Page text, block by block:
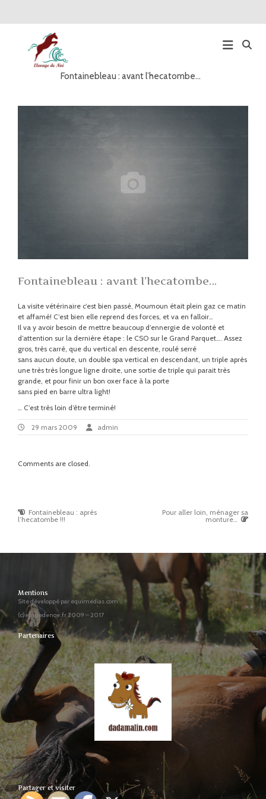
Fontainebleau : avant l’hecatombe…
Fontainebleau : avant l’hecatombe…
La visite vétérinaire c’est bien passé, Moumoun était plein gaz ce matin
et affamé! C’est bien elle reprend des forces, et va en falloir…
Il va y avoir besoin de mettre beaucoup d’ennergie de volonté et
d’attention sur la dernière étape : le CSO sur le Grand Parquet…. Assez
gros, très carré, que du vertical en descente, roulé serré
sans aucun doute, un double spa vertical en descendant, un triple après
une très très longue ligne droite, une sortie de triple qui parait très
grande, et pour finir un bon oxer face à la porte
sans pied en barre ultra light!
… C’est très loin d’être terminé!
29 mars 2009
29
mars
admin
Comments are closed.
Post
Pour aller loin, ménager sa
monture…
Next
Previous
Post
Fontainebleau : après
l’hecatombe !!!
Mentions
Site développé par equimedias.com
(c)ecuriedenoe.fr 2009 – 2017
Partenaires
Partager et visiter